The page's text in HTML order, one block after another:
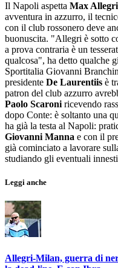
Il Napoli aspetta Max
avventura in azzurro, il
con il club rossonero deve
buonuscita. "Allegri è sotto
a prova contraria è un
qualcosa", ha detto qualche
Sportitalia Giovanni
presidente De Laurentiis è
patron del club azzurro
Paolo Scaroni ricevendo
dopo Conte: è soltanto una
ha già la testa al Napoli:
Giovanni Manna e con il
già cominciato a lavorare
studiando gli eventuali
Leggi anche
Allegri-Milan, guerra di